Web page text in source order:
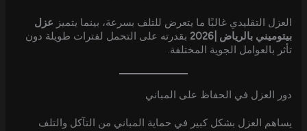
العزل التقليدي غالبًا ما يتعرض للتلف بسرعة، بينما يتميز عزل
بيتوميني بالرياض |2026
بقدرته على التحمل لفترات طويلة دون
تأثر بالعوامل الجوية المختلفة.
دور العزل في الحفاظ على المباني
يساهم العزل بشكل كبير في حماية المباني من التآكل والتلف